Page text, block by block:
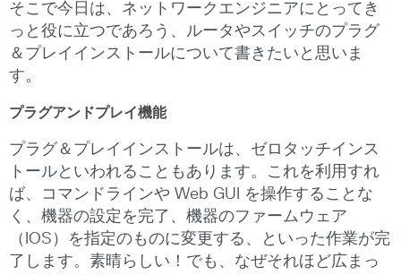
そこで今日は、ネットワークエンジニアにとってき
っと役に立つであろう、ルータやスイッチのプラグ
＆プレイインストールについて書きたいと思いま
す。
プラグアンドプレイ機能
プラグ＆プレイインストールは、ゼロタッチインス
トールといわれることもあります。これを利用すれ
ば、コマンドラインや Web GUI を操作することな
く、機器の設定を完了、機器のファームウェア
（IOS）を指定のものに変更する、といった作業が完
了します。素晴らしい！でも、なぜそれほど広まっ